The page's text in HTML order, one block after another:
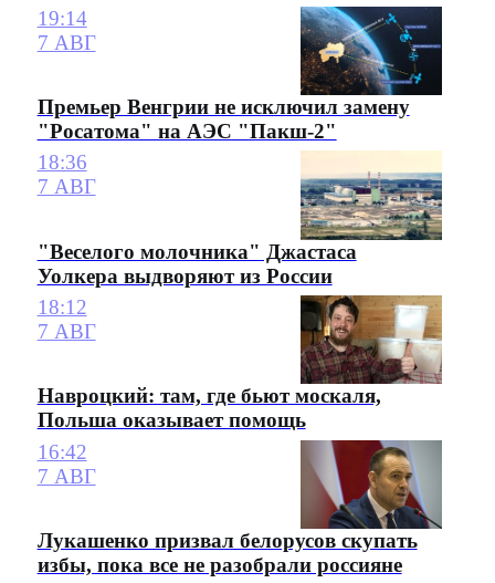
19:14
7 АВГ
Премьер Венгрии не исключил замену
"Росатома" на АЭС "Пакш-2"
18:36
7 АВГ
"Веселого молочника" Джастаса
Уолкера выдворяют из России
18:12
7 АВГ
Навроцкий: там, где бьют москаля,
Польша оказывает помощь
16:42
7 АВГ
Лукашенко призвал белорусов скупать
избы, пока все не разобрали россияне